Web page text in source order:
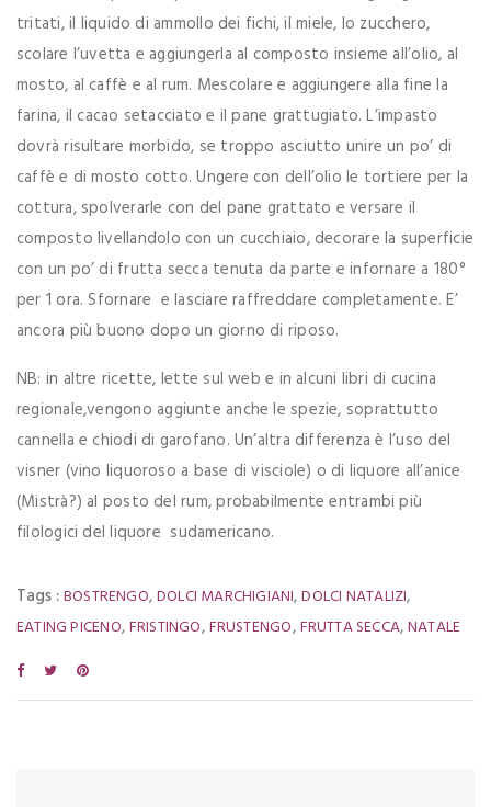
tritati, il liquido di ammollo dei fichi, il miele, lo zucchero,
scolare l’uvetta e aggiungerla al composto insieme all’olio, al
mosto, al caffè e al rum. Mescolare e aggiungere alla fine la
farina, il cacao setacciato e il pane grattugiato. L’impasto
dovrà risultare morbido, se troppo asciutto unire un po’ di
caffè e di mosto cotto. Ungere con dell’olio le tortiere per la
cottura, spolverarle con del pane grattato e versare il
composto livellandolo con un cucchiaio, decorare la superficie
con un po’ di frutta secca tenuta da parte e infornare a 180°
per 1 ora. Sfornare e lasciare raffreddare completamente. E’
ancora più buono dopo un giorno di riposo.
NB: in altre ricette, lette sul web e in alcuni libri di cucina
regionale,vengono aggiunte anche le spezie, soprattutto
cannella e chiodi di garofano. Un’altra differenza è l’uso del
visner (vino liquoroso a base di visciole) o di liquore all’anice
(Mistrà?) al posto del rum, probabilmente entrambi più
filologici del liquore sudamericano.
Tags :BOSTRENGO,DOLCI MARCHIGIANI,DOLCI NATALIZI,
EATING PICENO,FRISTINGO,FRUSTENGO,FRUTTA SECCA,NATALE